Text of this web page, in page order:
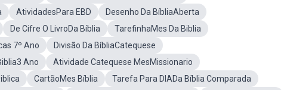
AtividadesPara EBD
Desenho Da BíbliaAberta
De Cifre O LivroDa Bíblia
TarefinhaMes Da Biblia
7º Ano
Divisão Da BíbliaCatequese
Ano
Atividade Catequese MesMissionario
CartãoMes Bíblia
Tarefa Para DIADa Bíblia Comparada